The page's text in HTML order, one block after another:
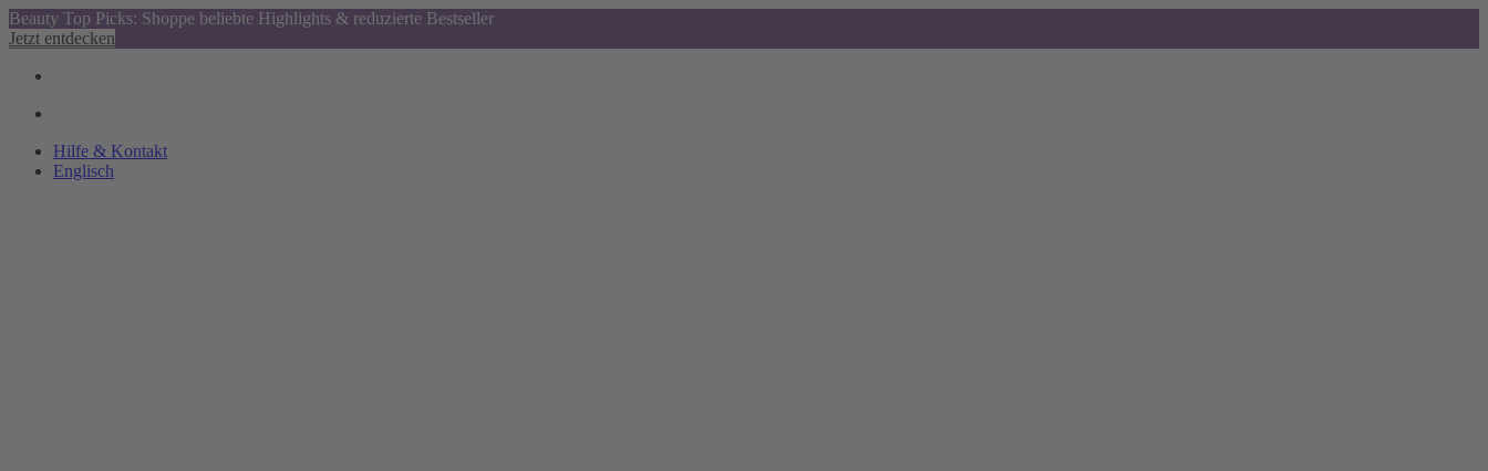
Beauty Top Picks: Shoppe beliebte Highlights & reduzierte Bestseller
Jetzt entdecken
Hilfe & Kontakt
Englisch